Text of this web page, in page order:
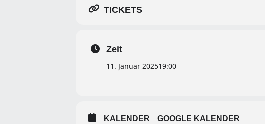
TICKETS
Zeit
11. Januar 202519:00
KALENDER GOOGLE KALENDER